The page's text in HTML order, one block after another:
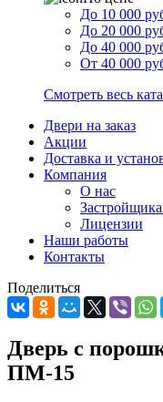
До 10 000
До 20 000
До 40 000
От 40 000
Смотреть весь
Двери на заказ
Акции
Доставка и
Компания
О нас
Лицензии
Наши работы
Контакты
Поделиться
Дверь с
ПМ-15